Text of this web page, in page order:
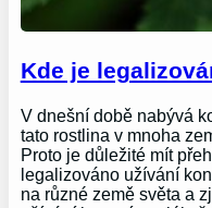
Kde je
V dnešní době nabývá
tato rostlina v mnoha
Proto je důležité mít
legalizováno užívání
na různé země světa a